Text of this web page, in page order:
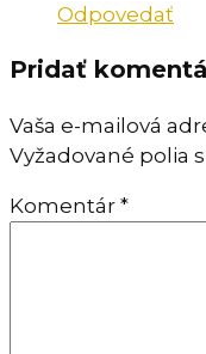
Odpovedať
Pridať
Vaša e-mailová
Vyžadované polia
Komentár *